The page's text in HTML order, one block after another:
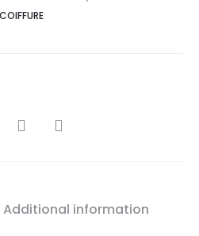
COIFFURE
Additional information